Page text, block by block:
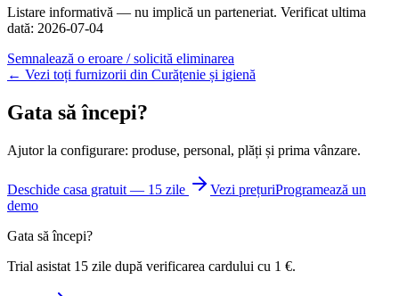
Listare informativă — nu implică un parteneriat. Verificat ultima
dată: 2026-07-04
Semnalează o eroare / solicită eliminarea
← Vezi toți furnizorii din Curățenie și igienă
Gata să începi?
Ajutor la configurare: produse, personal, plăți și prima vânzare.
Deschide casa gratuit — 15 zile Vezi prețuriProgramează un
demo
Gata să începi?
Trial asistat 15 zile după verificarea cardului cu 1 €.